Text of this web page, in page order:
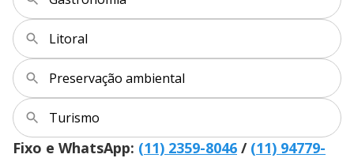
Litoral
Preservação ambiental
Turismo
Fixo e WhatsApp: (11) 2359-8046 / (11) 94779-